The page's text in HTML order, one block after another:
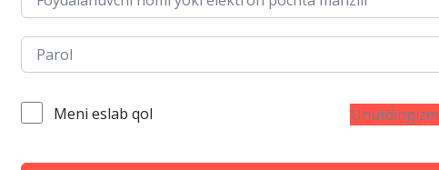
Meni eslab qol